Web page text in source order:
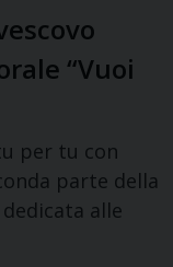
“Vuoi
per tu con
parte della
dedicata alle